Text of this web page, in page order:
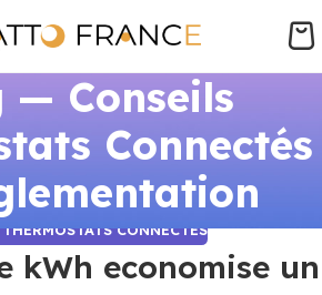
— Conseils
Connectés
CONNECTÉS
kWh economise un